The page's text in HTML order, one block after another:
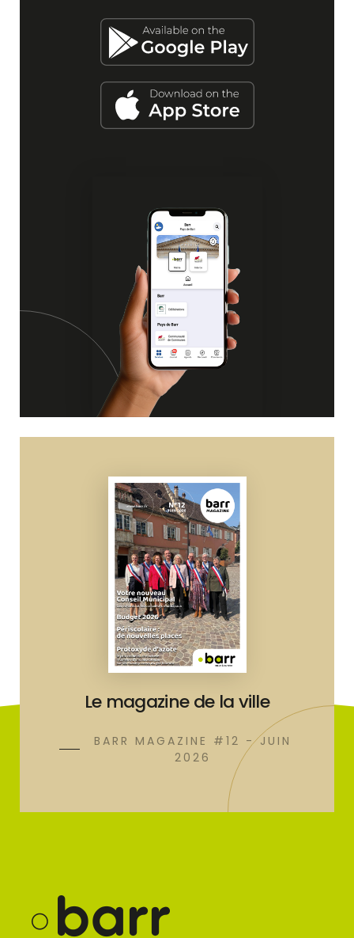
Le magazine de la ville
BARR MAGAZINE #12 - JUIN
2026